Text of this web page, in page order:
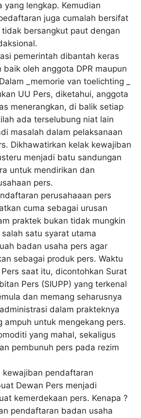
yang lengkap. Kemudian
juga cumalah bersifat
bersangkut paut dengan
pemerintah dibantah keras
oleh anggota DPR maupun
_memorie van toelichting _
UU Pers, diketahui, anggota
menerangkan, di balik setiap
ada terselubung niat lain
masalah dalam pelaksanaan
Dikhawatirkan kelak kewajiban
menjadi batu sandungan
untuk mendirikan dan
pers.
perusahaaan pers
cuma sebagai urusan
praktek bukan tidak mungkin
satu syarat utama
badan usaha pers agar
sebagai produk pers. Waktu
saat itu, dicontohkan Surat
Pers (SIUPP) yang terkenal
dan memang seharusnya
dalam prakteknya
ampuh untuk mengekang pers.
yang mahal, sekaligus
pembunuh pers pada rezim
kewajiban pendaftaran
Dewan Pers menjadi
kemerdekaan pers. Kenapa ?
pendaftaran badan usaha